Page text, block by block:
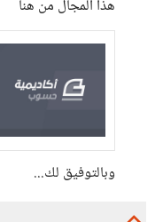
هذا المجال من هنا
وبالتوفيق لك...